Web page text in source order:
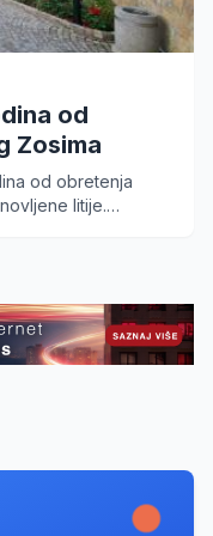
od
Zosima
od obretenja
litije.